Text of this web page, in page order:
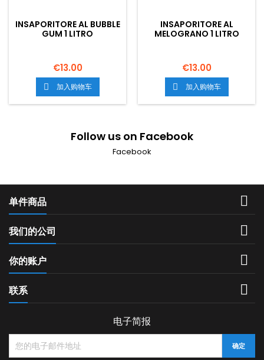
INSAPORITORE AL BUBBLE
GUM 1 LITRO
€13.00
 加入购物车
INSAPORITORE AL
MELOGRANO 1 LITRO
€13.00
 加入购物车
Follow us on Facebook
Facebook
单件商品 
我们的公司 
你的账户 
联系 
电子简报